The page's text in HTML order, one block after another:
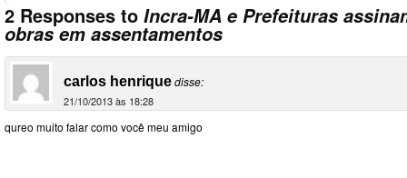
2 Responses to Incra-MA e Prefeituras
obras em assentamentos
carlos henriquedisse:
21/10/2013 às 18:28
qureo muito falar como você meu amigo